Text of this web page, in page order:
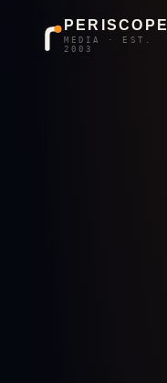
PERISCOPE
MEDIA · EST.
2003